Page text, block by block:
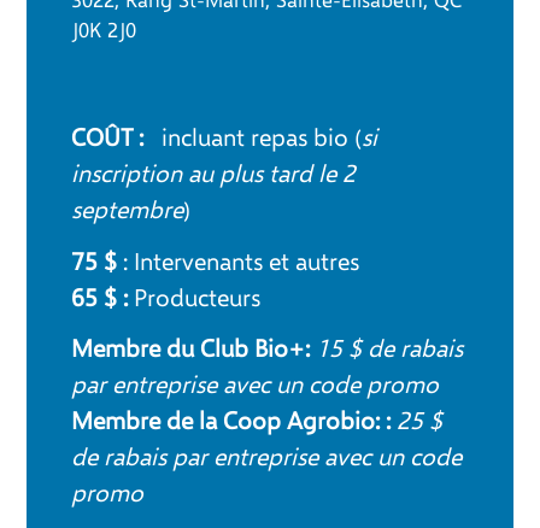
J0K 2J0
COÛT : incluant repas bio (si
inscription au plus tard le 2
septembre)
75 $ : Intervenants et autres
65 $ :Producteurs
Membre du Club Bio+: 15 $ de rabais
par entreprise avec un code promo
Membre de la Coop Agrobio: : 25 $
de rabais par entreprise avec un code
promo